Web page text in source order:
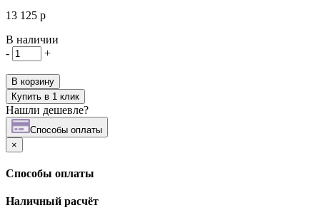
13 125 р
В наличии
-
+
В корзину
Купить в 1 клик
Нашли дешевле?
Cпособы оплаты
×
Cпособы оплаты
Наличный расчёт